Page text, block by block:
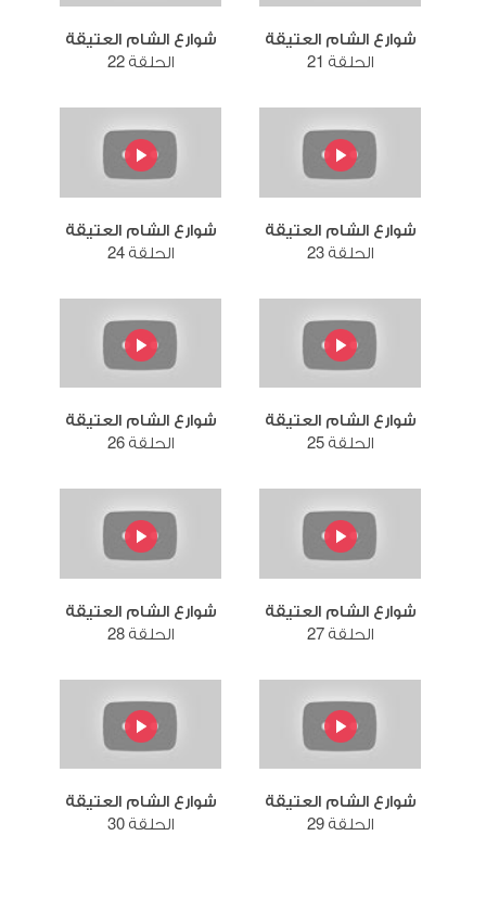
شوارع الشام العتيقة
الحلقة 21
شوارع الشام العتيقة
الحلقة 22
شوارع الشام العتيقة
الحلقة 23
شوارع الشام العتيقة
الحلقة 24
شوارع الشام العتيقة
الحلقة 25
شوارع الشام العتيقة
الحلقة 26
شوارع الشام العتيقة
الحلقة 27
شوارع الشام العتيقة
الحلقة 28
شوارع الشام العتيقة
الحلقة 29
شوارع الشام العتيقة
الحلقة 30